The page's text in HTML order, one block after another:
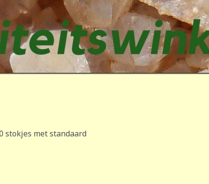
stokjes met standaard